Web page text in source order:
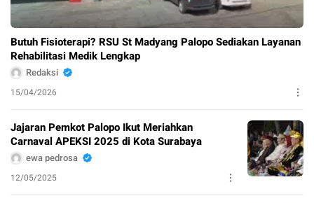
Butuh Fisioterapi? RSU St Madyang Palopo Sediakan Layanan
Rehabilitasi Medik Lengkap
Redaksi
15/04/2026
Jajaran Pemkot Palopo Ikut Meriahkan
Carnaval APEKSI 2025 di Kota Surabaya
ewa pedrosa
12/05/2025